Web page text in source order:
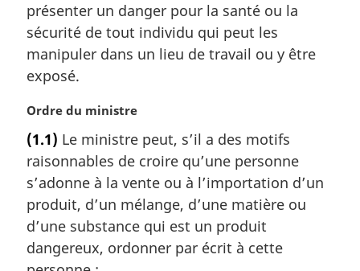
présenter un danger pour la santé ou la
sécurité de tout individu qui peut les
manipuler dans un lieu de travail ou y être
exposé.
N
t
e
m
a
r
g
i
Ordre du ministre
(1.1) Le ministre peut, s’il a des motifs
raisonnables de croire qu’une personne
s’adonne à la vente ou à l’importation d’un
produit, d’un mélange, d’une matière ou
d’une substance qui est un produit
dangereux, ordonner par écrit à cette